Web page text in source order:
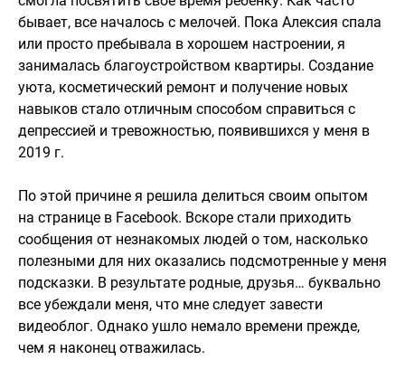
бывает, все началось с мелочей. Пока Алексия спала
или просто пребывала в хорошем настроении, я
занималась благоустройством квартиры. Создание
уюта, косметический ремонт и получение новых
навыков стало отличным способом справиться с
депрессией и тревожностью, появившихся у меня в
2019 г.
По этой причине я решила делиться своим опытом
на странице в Facebook. Вскоре стали приходить
сообщения от незнакомых людей о том, насколько
полезными для них оказались подсмотренные у меня
подсказки. В результате родные, друзья… буквально
все убеждали меня, что мне следует завести
видеоблог. Однако ушло немало времени прежде,
чем я наконец отважилась.